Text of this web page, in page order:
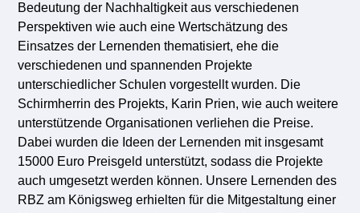
Bedeutung der Nachhaltigkeit aus verschiedenen
Perspektiven wie auch eine Wertschätzung des
Einsatzes der Lernenden thematisiert, ehe die
verschiedenen und spannenden Projekte
unterschiedlicher Schulen vorgestellt wurden. Die
Schirmherrin des Projekts, Karin Prien, wie auch weitere
unterstützende Organisationen verliehen die Preise.
Dabei wurden die Ideen der Lernenden mit insgesamt
15000 Euro Preisgeld unterstützt, sodass die Projekte
auch umgesetzt werden können. Unsere Lernenden des
RBZ am Königsweg erhielten für die Mitgestaltung einer